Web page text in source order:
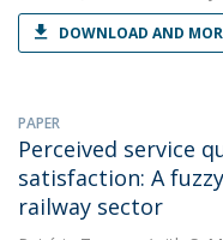
DOWNLOAD AND
PAPER
Perceived service
satisfaction: A
railway sector